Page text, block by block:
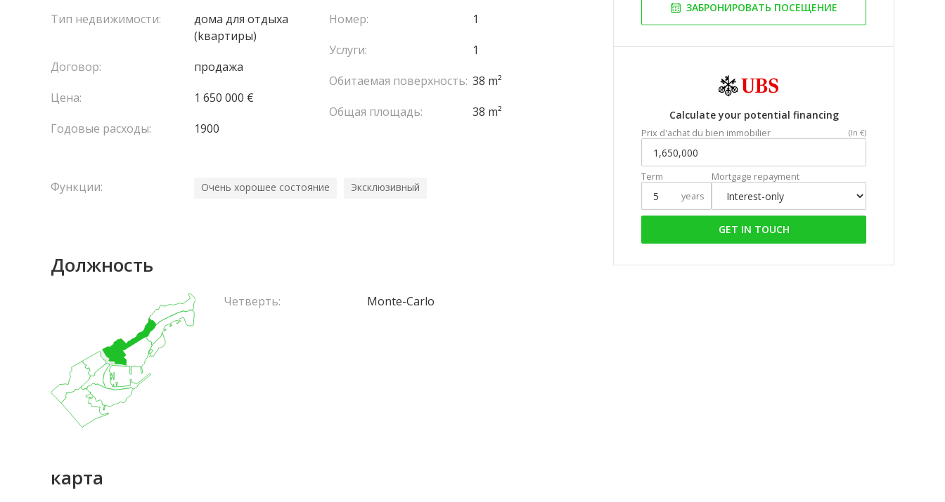
ЗАБРОНИРОВАТЬ ПОСЕЩЕНИЕ
Calculate your potential financing
Prix d'achat du bien immobilier (In €)
Term
years
Mortgage repayment
GET IN TOUCH
Тип недвижимости:
домa для отдыха
(kвартиры)
Договор:
продажа
Цена:
1 650 000 €
Годовые расходы:
1900
Номер:
1
Услуги:
1
Обитаемая поверхность: 38 m²
Общая площадь:
38 m²
Функции: Очень хорошее состояние Эксклюзивный
Должность
Четверть: Monte-Carlo
карта